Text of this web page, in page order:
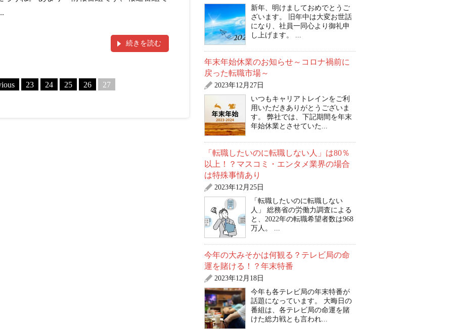
続きを読む
23 24 25 26 27
新年、明けましておめでとうご
ざいます。 旧年中は大変お世話
になり、社員一同心より御礼申
し上げます。 ...
年末年始休業のお知らせ～コロナ禍前に
戻った転職市場～
2023年12月27日
いつもキャリアトレインをご利
用いただきありがとうございま
す。 弊社では、下記期間を年末
年始休業とさせていた...
「転職したいのに転職しない人」は80％
以上！？マスコミ・エンタメ業界の場合
は特殊事情あり
2023年12月25日
「転職したいのに転職しない
人」 総務省の労働力調査による
と、2022年の転職希望者数は968
万人。 ...
今年の大みそかは何観る？テレビ局の命
運を賭ける！？年末特番
2023年12月18日
今年も各テレビ局の年末特番が
話題になっています。 大晦日の
番組は、各テレビ局の命運を賭
けた総力戦とも言われ...